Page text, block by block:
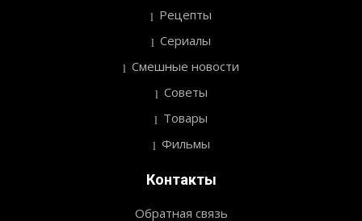
Рецепты
Сериалы
Смешные новости
Советы
Товары
Фильмы
Контакты
Обратная связь